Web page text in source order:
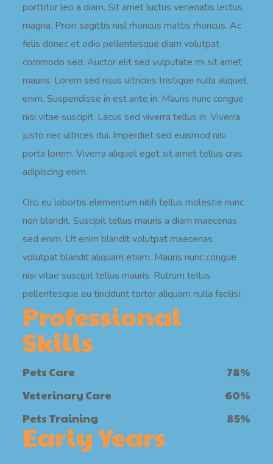
porttitor leo a diam. Sit amet luctus venenatis lectus
magna. Proin sagittis nisl rhoncus mattis rhoncus. Ac
felis donec et odio pellentesque diam volutpat
commodo sed. Auctor elit sed vulputate mi sit amet
mauris. Lorem sed risus ultricies tristique nulla aliquet
enim. Suspendisse in est ante in. Mauris nunc congue
nisi vitae suscipit. Lacus sed viverra tellus in. Viverra
justo nec ultrices dui. Imperdiet sed euismod nisi
porta lorem. Viverra aliquet eget sit amet tellus cras
adipiscing enim.
Orci eu lobortis elementum nibh tellus molestie nunc
non blandit. Suscipit tellus mauris a diam maecenas
sed enim. Ut enim blandit volutpat maecenas
volutpat blandit aliquam etiam. Mauris nunc congue
nisi vitae suscipit tellus mauris. Rutrum tellus
pellentesque eu tincidunt tortor aliquam nulla facilisi.
Professional
Skills
Pets Care 78%
Veterinary Care
60%
Pets Training
85%
Early Years